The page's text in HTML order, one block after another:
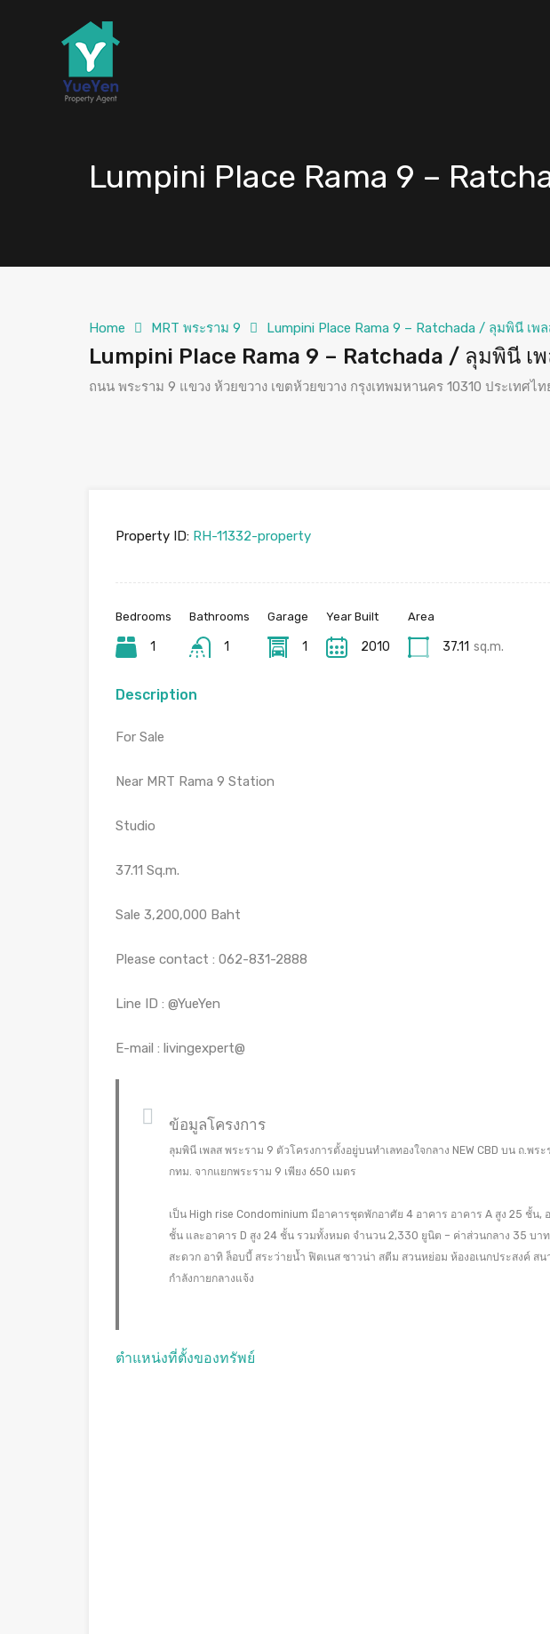
Lumpini Place Rama 9 –
Home MRT พระราม 9 Lumpini Place Rama 9 – Ratchada / ลุมพินี เพ
Lumpini Place Rama 9 – Ratchada / ลุมพินี เ
ถนน พระราม 9 แขวง ห้วยขวาง เขตห้วยขวาง กรุงเทพมหานคร 10310 ประเทศไท
Property ID: RH-11332-property
Bedrooms
1
Bathrooms
1
Garage
1
Year Built
2010
Area
37.11 sq.m.
Description
For Sale
Near MRT Rama 9 Station
Studio
37.11 Sq.m.
Sale 3,200,000 Baht
Please contact : 062-831-2888
Line ID : @YueYen
E-mail : livingexpert@
ข้อมูลโครงการ
ลุมพินี เพลส พระราม 9 ตัวโครงการตั้งอยู่บนทำเลทองใจกลาง NEW CBD บน ถ.พร
กทม. จากแยกพระราม 9 เพียง 650 เมตร
เป็น High rise Condominium มีอาคารชุดพักอาศัย 4 อาคาร อาคาร A สูง 25 ชั้น,
ชั้น และอาคาร D สูง 24 ชั้น รวมทั้งหมด จำนวน 2,330 ยูนิต – ค่าส่วนกลาง 35 บา
สะดวก อาทิ ล็อบบี้ สระว่ายน้ำ ฟิตเนส ซาวน่า สตีม สวนหย่อม ห้องอเนกประสงค์ สน
กำลังกายกลางแจ้ง
ตำแหน่งที่ตั้งของทรัพย์